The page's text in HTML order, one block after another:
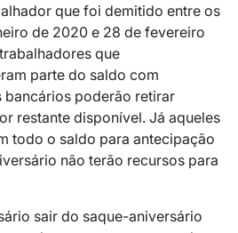
que foi demitido entre os
de 2020 e 28 de fevereiro
que
parte do saldo com
bancários poderão retirar
restante disponível. Já aqueles
todo o saldo para antecipação
não terão recursos para
sair do saque-aniversário